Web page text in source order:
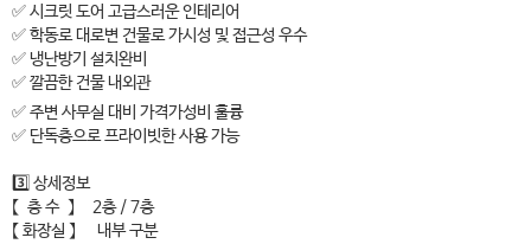
✅ 시크릿 도어 고급스러운 인테리어
✅ 학동로 대로변 건물로 가시성 및 접근성 우수
✅ 냉난방기 설치완비
✅ 깔끔한 건물 내외관
✅ 주변 사무실 대비 가격가성비 훌륭
✅ 단독층으로 프라이빗한 사용 가능
3️⃣ 상세정보
【 층 수 】 2층 / 7층
【 화장실 】 내부 구분